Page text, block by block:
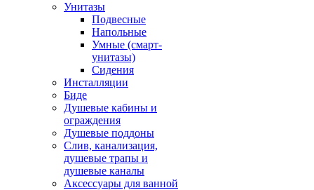
Унитазы
Подвесные
Напольные
Умные (смарт-
унитазы)
Сидения
Инсталляции
Биде
Душевые кабины и
ограждения
Душевые поддоны
Слив, канализация,
душевые трапы и
душевые каналы
Аксессуары для ванной